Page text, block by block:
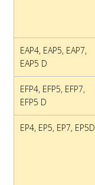
EAP4, EAP5, EAP7,
EAP5 D
EFP4, EFP5, EFP7,
EFP5 D
EP4, EP5, EP7, EP5D